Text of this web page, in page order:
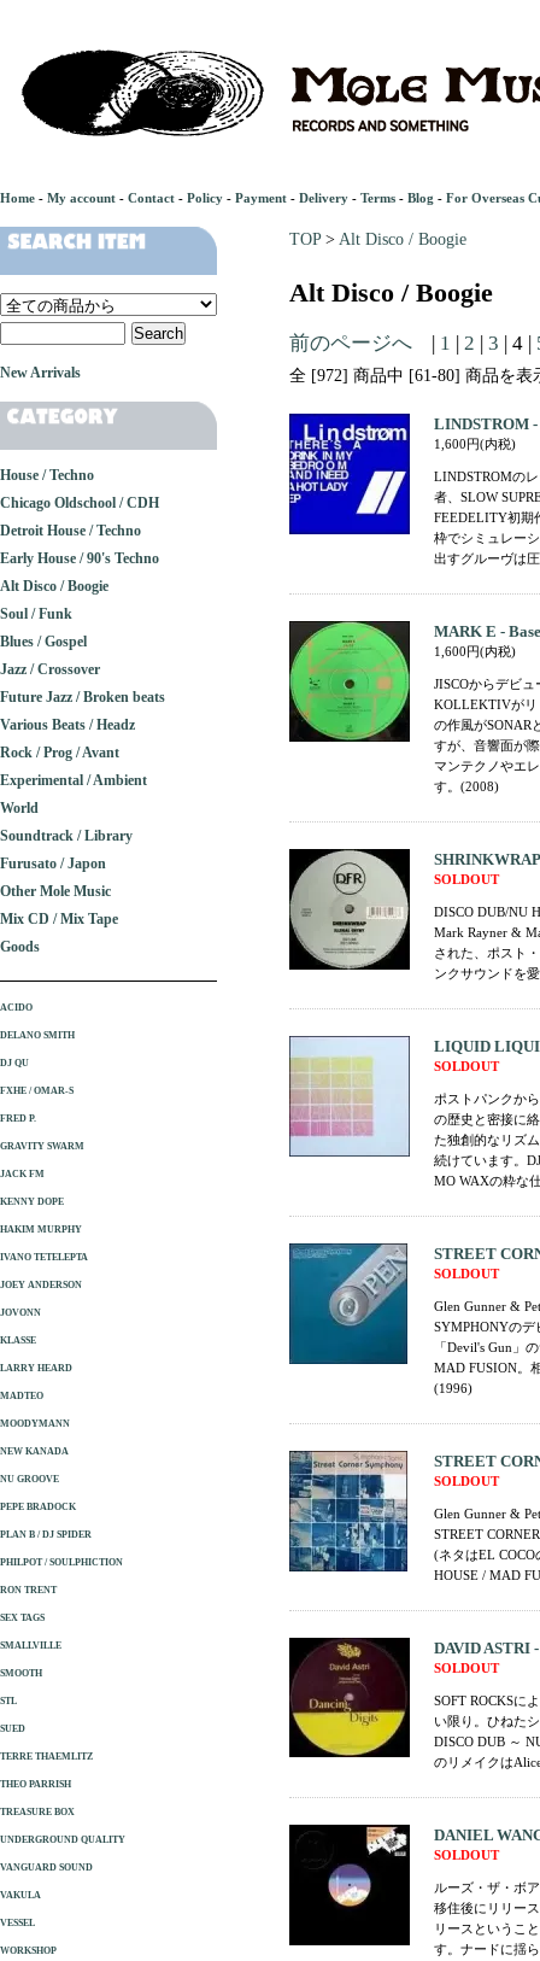
Home - My account - Contact - Policy - Payment - Delivery - Terms - Blog - For Overseas
TOP> Alt Disco / Boogie
Alt Disco / Boogie
前のページへ | 1 | 2 | 3 | 4 |
全 [972] 商品中 [61-80] 商品を表
LINDSTROM -
1,600円(内税)
LINDSTROMの
者、SLOW
FEEDELITY初期
枠でシミュレー
出すグルーヴは
MARK E -
1,600円(内税)
JISCOからデビ
KOLLEKTIVがリ
の作風がSONAR
すが、音響面が
マンテクノやエ
す。(2008)
SOLDOUT
DISCO DUB/NU
Mark Rayner &
された、ポスト
ンクサウンドを
LIQUID
SOLDOUT
ポストパンクか
の歴史と密接に
た独創的なリズ
続けています。
MO WAXの粋な
STREET
SOLDOUT
Glen Gunner &
SYMPHONYのデ
「Devil's Gun」
MAD FUSION。
(1996)
STREET
SOLDOUT
Glen Gunner &
STREET
(ネタはEL
HOUSE / MAD
DAVID ASTRI
SOLDOUT
SOFT ROCKSに
い限り。ひねた
DISCO DUB ～
のリメイクは
DANIEL
SOLDOUT
ルーズ・ザ・ボ
移住後にリリー
リースというこ
す。ナードに揺
New Arrivals
House / Techno
Chicago Oldschool / CDH
Detroit House / Techno
Early House / 90's Techno
Alt Disco / Boogie
Soul / Funk
Blues / Gospel
Jazz / Crossover
Future Jazz / Broken beats
Various Beats / Headz
Rock / Prog / Avant
Experimental / Ambient
World
Soundtrack / Library
Furusato / Japon
Other Mole Music
Mix CD / Mix Tape
Goods
ACIDO
DELANO SMITH
DJ QU
FXHE / OMAR-S
FRED P.
GRAVITY SWARM
JACK FM
KENNY DOPE
HAKIM MURPHY
IVANO TETELEPTA
JOEY ANDERSON
JOVONN
KLASSE
LARRY HEARD
MADTEO
MOODYMANN
NEW KANADA
NU GROOVE
PEPE BRADOCK
PLAN B / DJ SPIDER
PHILPOT / SOULPHICTION
RON TRENT
SEX TAGS
SMALLVILLE
SMOOTH
STL
SUED
TERRE THAEMLITZ
THEO PARRISH
TREASURE BOX
UNDERGROUND QUALITY
VANGUARD SOUND
VAKULA
VESSEL
WORKSHOP